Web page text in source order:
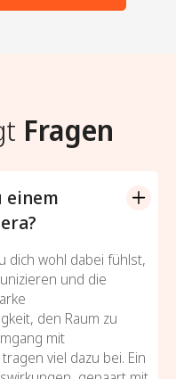
Fragen
einem
dich wohl dabei fühlst,
und die
den Raum zu
mit
viel dazu bei. Ein